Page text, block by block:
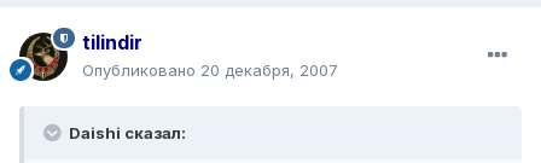
tilindir
Опубликовано 20 декабря, 2007
Daishi сказал: